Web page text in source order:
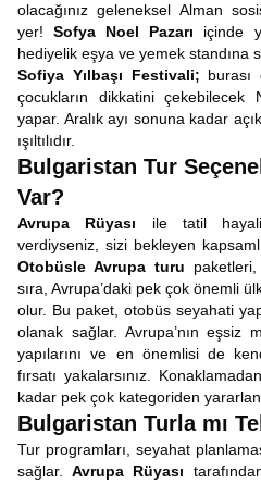
olacağınız geleneksel Alman
yer!Sofya Noel Pazarı içinde
hediyelik eşya ve yemek standına
Sofiya Yılbaşı Festivali;
çocukların dikkatini çekebilecek
yapar. Aralık ayı sonuna kadar
ışıltılıdır.
Bulgaristan Tur
Var?
Avrupa Rüyası ile tatil
verdiyseniz, sizi bekleyen
Otobüsle Avrupa turu
sıra, Avrupa’daki pek çok önemli
olur. Bu paket, otobüs seyahati
olanak sağlar. Avrupa’nın eşsiz
yapılarını ve en önemlisi de
fırsatı yakalarsınız.
kadar pek çok kategoriden
Bulgaristan Turla mı
Tur programları, seyahat
sağlar.Avrupa Rüyası